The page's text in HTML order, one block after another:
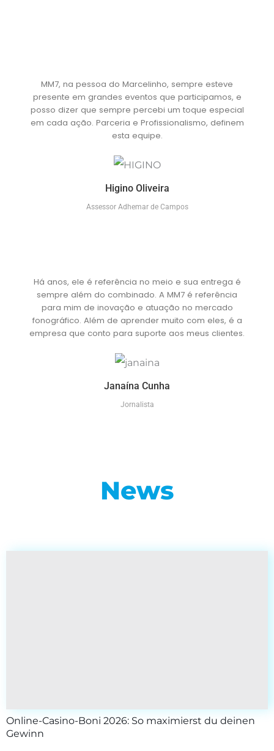
MM7, na pessoa do Marcelinho, sempre esteve
presente em grandes eventos que participamos, e
posso dizer que sempre percebi um toque especial
em cada ação. Parceria e Profissionalismo, definem
esta equipe.
Higino Oliveira
Assessor Adhemar de Campos
Há anos, ele é referência no meio e sua entrega é
sempre além do combinado. A MM7 é referência
para mim de inovação e atuação no mercado
fonográfico. Além de aprender muito com eles, é a
empresa que conto para suporte aos meus clientes.
Janaína Cunha
Jornalista
News
Online-Casino-Boni 2026: So maximierst du deinen
Gewinn